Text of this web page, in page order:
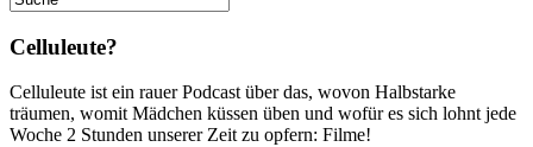
Celluleute?
Celluleute ist ein rauer Podcast über das, wovon Halbstarke
träumen, womit Mädchen küssen üben und wofür es sich lohnt jede
Woche 2 Stunden unserer Zeit zu opfern: Filme!